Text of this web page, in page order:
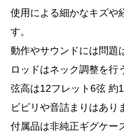
使用による細かなキズや
す。
動作やサウンドには問題
ロッドはネック調整を行
弦高は12フレット6弦 約
ビビリや音詰まりはあり
付属品は非純正ギグケー